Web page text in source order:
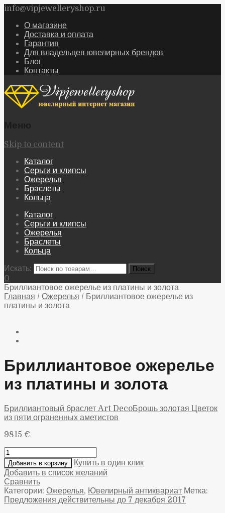
info@vipjewelleryshop.ru
О магазине
Доставка и оплата
Гарантия
Для владельцев ювелирных брендов
Блог
Контакты
Skip to content
Каталог
Серьги и клипсы
Ожерелья
Браслеты
Кольца
Каталог
Серьги и клипсы
Ожерелья
Браслеты
Кольца
Искать:
0
Бриллиантовое ожерелье из платины и золота
Главная / Ожерелья / Бриллиантовое ожерелье из
платины и золота
Бриллиантовое ожерелье
из платины и золота
Бриллиантовый браслет Art DecoБрошь золотая Цветок
из пяти ограненных аметистов
9815 €
Добавить в корзину
Купить в один клик
Добавить в список желаний
Сравнить
Категории: Ожерелья, Ювелирный антиквариат Метка:
Предложения действительны до 7 декабря 2017